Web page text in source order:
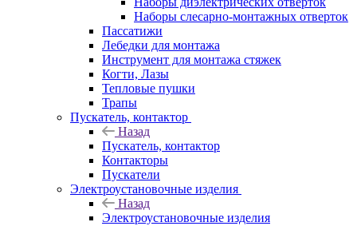
Наборы слесарно-монтажных отверток
Пассатижи
Лебедки для монтажа
Инструмент для монтажа стяжек
Когти, Лазы
Тепловые пушки
Трапы
Пускатель, контактор
Назад
Пускатель, контактор
Контакторы
Пускатели
Электроустановочные изделия
Назад
Электроустановочные изделия